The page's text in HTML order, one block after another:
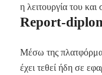
η λειτουργία του
Report-
Μέσω της
έχει τεθεί ήδη σε